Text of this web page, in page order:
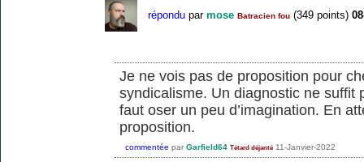
répondu par mose Batracien fou (349 points)
Je ne vois pas de proposition pour
syndicalisme. Un diagnostic ne suffit
faut oser un peu d’imagination. En
proposition.
commentée par Garfield64 Tétard déjanté 11-Janvier-2022